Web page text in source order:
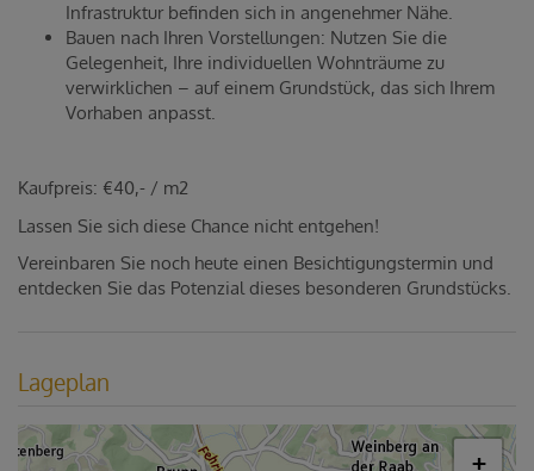
Infrastruktur befinden sich in angenehmer Nähe.
Bauen nach Ihren Vorstellungen: Nutzen Sie die
Gelegenheit, Ihre individuellen Wohnträume zu
verwirklichen – auf einem Grundstück, das sich Ihrem
Vorhaben anpasst.
Kaufpreis: €40,- / m2
Lassen Sie sich diese Chance nicht entgehen!
Vereinbaren Sie noch heute einen Besichtigungstermin und
entdecken Sie das Potenzial dieses besonderen Grundstücks.
Lageplan
+